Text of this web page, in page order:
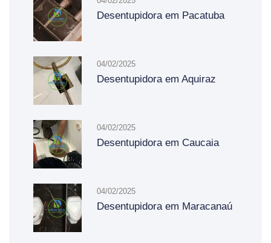
Desentupidora em Pacatuba
04/02/2025
Desentupidora em Aquiraz
04/02/2025
Desentupidora em Caucaia
04/02/2025
Desentupidora em Maracanaú